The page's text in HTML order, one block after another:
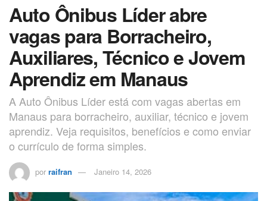
Auto Ônibus Líder abre
vagas para Borracheiro,
Auxiliares, Técnico e Jovem
Aprendiz em Manaus
A Auto Ônibus Líder está com vagas abertas em
Manaus para borracheiro, auxiliar, técnico e jovem
aprendiz. Veja requisitos, benefícios e como enviar
o currículo de forma simples.
por raifran Janeiro 14, 2026